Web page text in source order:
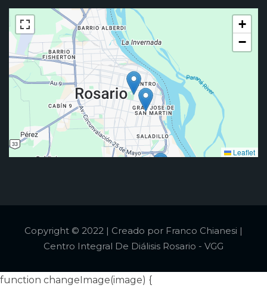
+
−
Leaflet
Copyright © 2022 | Creado por Franco Chianesi |
Centro Integral De Diálisis Rosario - VGG
function changeImage(image) {